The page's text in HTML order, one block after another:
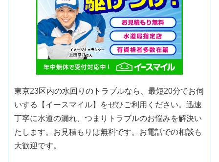
東京23区内の水回りのトラブルなら、最短20分でお伺
いする【イースマイル】をぜひご利用ください。迅速
丁寧に水道の漏れ、つまりトラブルのお悩みを解決い
たします。お見積もりは無料です。お電話での相談も
大歓迎です。